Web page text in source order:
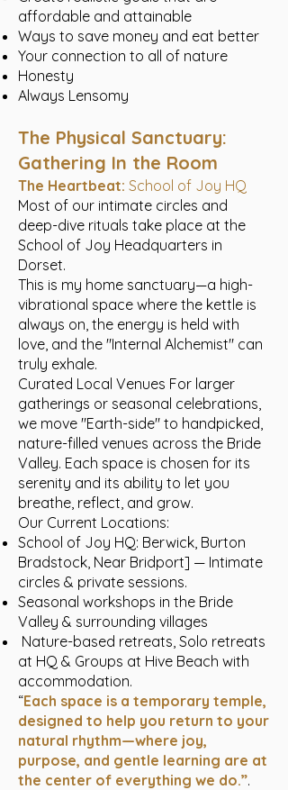
affordable and attainable
Ways to save money and eat better
Your connection to all of nature
Honesty
Always Lensomy
The Physical Sanctuary:
Gathering In the Room
The Heartbeat: School of Joy HQ
Most of our intimate circles and
deep-dive rituals take place at the
School of Joy Headquarters in
Dorset.
This is my home sanctuary—a high-
vibrational space where the kettle is
always on, the energy is held with
love, and the "Internal Alchemist" can
truly exhale.
Curated Local Venues For larger
gatherings or seasonal celebrations,
we move "Earth-side" to handpicked,
nature-filled venues across the Bride
Valley. Each space is chosen for its
serenity and its ability to let you
breathe, reflect, and grow.
Our Current Locations:
School of Joy HQ: Berwick, Burton
Bradstock, Near Bridport] — Intimate
circles & private sessions.
Seasonal workshops in the Bride
Valley & surrounding villages
Nature-based retreats, Solo retreats
at HQ & Groups at Hive Beach with
accommodation.
“Each space is a temporary temple,
designed to help you return to your
natural rhythm—where joy,
purpose, and gentle learning are at
the center of everything we do.”.